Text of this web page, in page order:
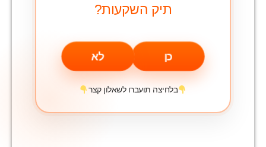
תיק השקעות?
בלחיצה תועברו לשאלון קצר